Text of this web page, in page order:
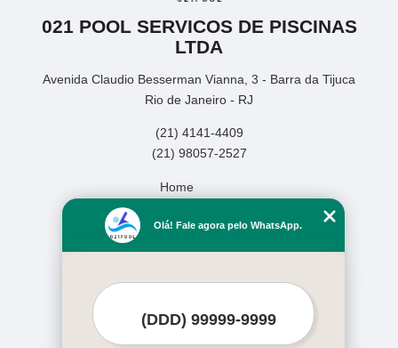
021 POOL SERVICOS DE PISCINAS
LTDA
Avenida Claudio Besserman Vianna, 3 - Barra da Tijuca
Rio de Janeiro - RJ
(21) 4141-4409
(21) 98057-2527
Home
Missão
Olá! Fale agora pelo WhatsApp.